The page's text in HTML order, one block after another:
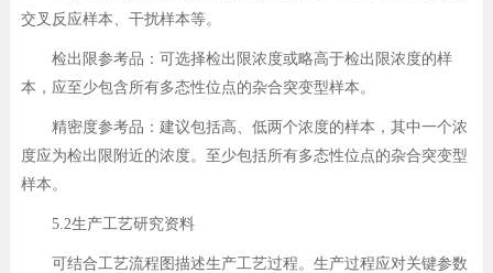
交叉反应样本、干扰样本等。
检出限参考品：可选择检出限浓度或略高于检出限浓度的样
本，应至少包含所有多态性位点的杂合突变型样本。
精密度参考品：建议包括高、低两个浓度的样本，其中一个浓
度应为检出限附近的浓度。至少包括所有多态性位点的杂合突变型
样本。
5.2生产工艺研究资料
可结合工艺流程图描述生产工艺过程。生产过程应对关键参数